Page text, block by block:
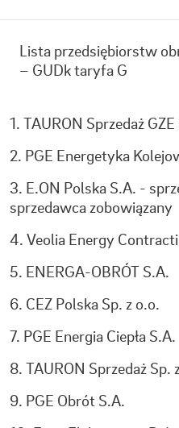
Lista przedsiębiorstw
– GUDk taryfa G
1. TAURON Sprzedaż GZE
2. PGE Energetyka
3. E.ON Polska S.A. -
sprzedawca zobowiązany
4. Veolia Energy
5. ENERGA-OBRÓT S.A.
6. CEZ Polska Sp. z o.o.
7. PGE Energia Ciepła S.A.
8. TAURON Sprzedaż Sp.
9. PGE Obrót S.A.